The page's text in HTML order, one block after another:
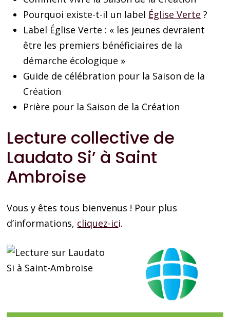
Pourquoi existe-t-il un label Église Verte ?
Label Église Verte : « les jeunes devraient
être les premiers bénéficiaires de la
démarche écologique »
Guide de célébration pour la Saison de la
Création
Prière pour la Saison de la Création
Lecture collective de
Laudato Si’ à Saint
Ambroise
Vous y êtes tous bienvenus ! Pour plus
d’informations, cliquez-ici.